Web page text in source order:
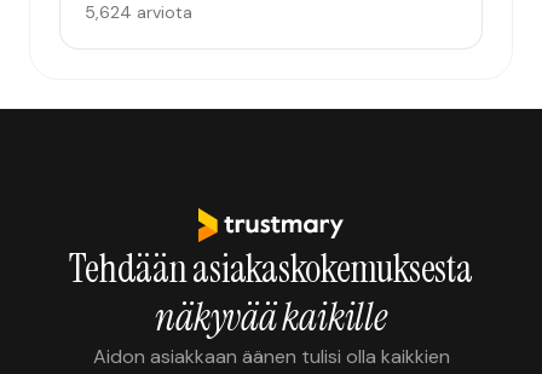
5,624 arviota
Tehdään asiakaskokemuksesta
näkyvää kaikille
Aidon asiakkaan äänen tulisi olla kaikkien